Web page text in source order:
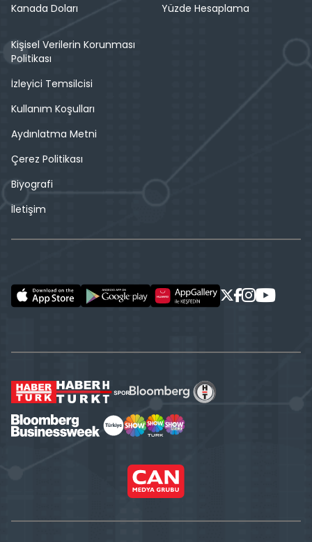
Kanada Doları
Yüzde Hesaplama
Kişisel Verilerin Korunması
Politikası
İzleyici Temsilcisi
Kullanım Koşulları
Aydınlatma Metni
Çerez Politikası
Biyografi
İletişim